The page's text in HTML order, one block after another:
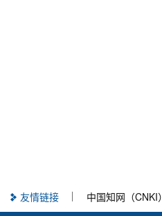
友情链接 中国知网（CNKI）